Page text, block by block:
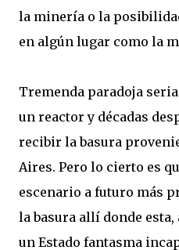
la minería o la
en algún lugar como la
Tremenda paradoja
un reactor y décadas
recibir la basura
Aires. Pero lo cierto es
escenario a futuro más
la basura allí donde
un Estado fantasma